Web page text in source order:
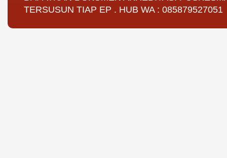
TERSUSUN TIAP EP . HUB WA : 085879527051